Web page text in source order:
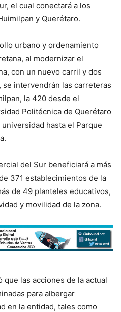
el cual conectará a los
y Querétaro.
urbano y ordenamiento
al modernizar el
con un nuevo carril y dos
se intervendrán las carreteras
la 420 desde el
Politécnica de Querétaro
hasta el Parque
del Sur beneficiará a más
371 establecimientos de la
de 49 planteles educativos,
y movilidad de la zona.
las acciones de la actual
para albergar
en la entidad, tales como